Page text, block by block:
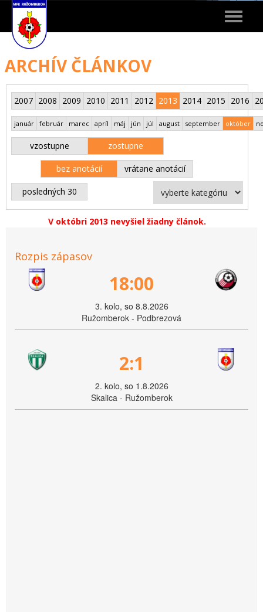
Toggle
ARCHÍV ČLÁNKOV
2007 2008 2009 2010 2011 2012 2013 2014 2015 2016
január február marec apríl máj jún júl august september október
vzostupne zostupne
bez anotácií vrátane anotácií
posledných 30
V októbri 2013 nevyšiel žiadny článok.
Rozpis zápasov
18:00
3. kolo, so 8.8.2026
Ružomberok - Podbrezová
2:1
2. kolo, so 1.8.2026
Skalica - Ružomberok